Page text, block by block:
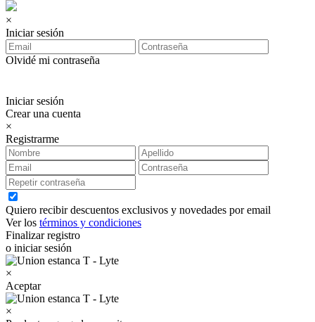
×
Iniciar sesión
Olvidé mi contraseña
Iniciar sesión
Crear una cuenta
×
Registrarme
Quiero recibir descuentos exclusivos y novedades por email
Ver los términos y condiciones
Finalizar registro
o iniciar sesión
×
Aceptar
×